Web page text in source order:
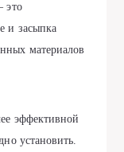
это
и засыпка
материалов
эффективной
установить.